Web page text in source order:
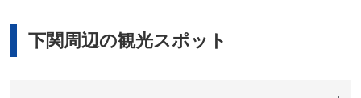
下関周辺の観光スポット